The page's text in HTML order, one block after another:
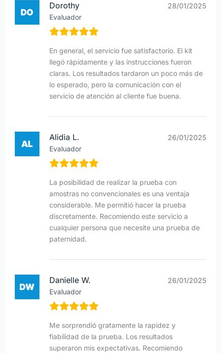
Dorothy
Evaluador
28/01/2025
En general, el servicio fue satisfactorio. El kit
llegó rápidamente y las instrucciones fueron
claras. Los resultados tardaron un poco más de
lo esperado, pero la comunicación con el
servicio de atención al cliente fue buena.
Alidia L.
Evaluador
26/01/2025
La posibilidad de realizar la prueba con
amostras no convencionales es una ventaja
considerable. Me permitió hacer la prueba
discretamente. Recomiendo este servicio a
cualquier persona que necesite una prueba de
paternidad.
Danielle W.
Evaluador
26/01/2025
Me sorprendió gratamente la rapidez y
fiabilidad de la prueba. Los resultados
superaron mis expectativas. Recomiendo